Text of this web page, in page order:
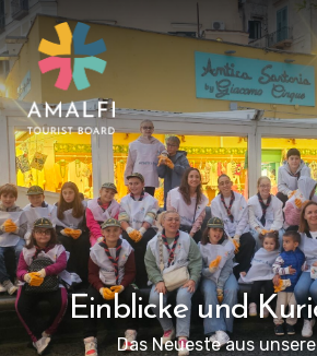
Einblicke und
Das Neueste aus